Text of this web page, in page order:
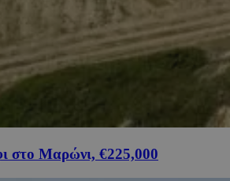
στο Μαρώνι, €225,000